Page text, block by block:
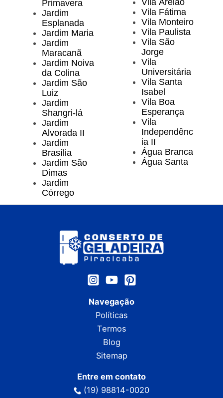
Primavera
Jardim
Esplanada
Jardim Maria
Jardim
Maracanã
Jardim Noiva
da Colina
Jardim São
Luiz
Jardim
Shangri-lá
Jardim
Alvorada II
Jardim
Brasília
Jardim São
Dimas
Jardim
Córrego
Vila Areião
Vila Fátima
Vila Monteiro
Vila Paulista
Vila São
Jorge
Vila
Universitária
Vila Santa
Isabel
Vila Boa
Esperança
Vila
Independênc
ia II
Água Branca
Água Santa
Navegação
Políticas
Termos
Blog
Sitemap
Entre em contato
(19) 98814-0020